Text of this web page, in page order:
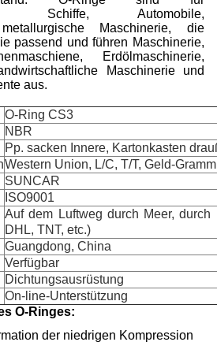
Schiffe, Automobile,
metallurgische Maschinerie, die
passend und führen Maschinerie,
Erdölmaschinerie,
Maschinerie und
aus.
O-Ring CS3
NBR
Pp. sacken Innere, Kartonkasten
Western Union, L/C, T/T, Geld-
SUNCAR
ISO9001
Auf dem Luftweg durch Meer,
DHL, TNT, etc.)
Guangdong, China
Verfügbar
Dichtungsausrüstung
On-line-Unterstützung
O-Ringes:
der niedrigen Kompression